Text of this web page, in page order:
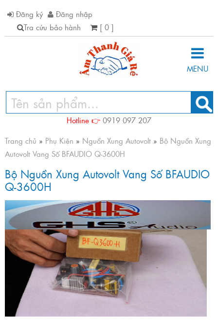
Đăng ký
Đăng nhập
Tra cứu bảo hành
[ 0 ]
MENU
Hotline 👉 0919 097 207
Trang chủ » Phụ Kiện » Nguồn Xung Autovolt » Bộ Nguồn Xung
Autovolt Vang Số BFAUDIO Q-3600H
Bộ Nguồn Xung Autovolt Vang Số BFAUDIO
Q-3600H